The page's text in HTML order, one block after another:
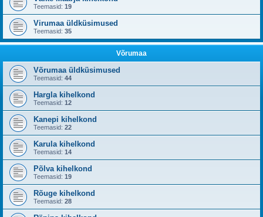
Teemasid: 19
Virumaa üldküsimused
Teemasid: 35
Võrumaa
Võrumaa üldküsimused
Teemasid: 44
Hargla kihelkond
Teemasid: 12
Kanepi kihelkond
Teemasid: 22
Karula kihelkond
Teemasid: 14
Põlva kihelkond
Teemasid: 19
Rõuge kihelkond
Teemasid: 28